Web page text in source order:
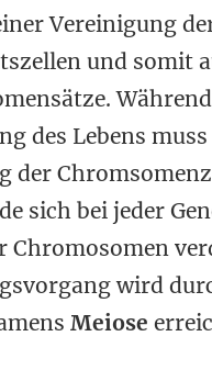
Vereinigung
und somit
des Lebens muss
der
sich bei jeder
Chromosomen
wird
Meiose